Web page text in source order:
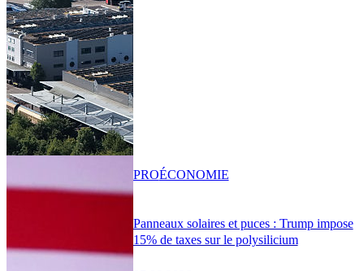
Panneaux solaires et puces : Trump impose
15% de taxes sur le polysilicium
PROÉCONOMIE